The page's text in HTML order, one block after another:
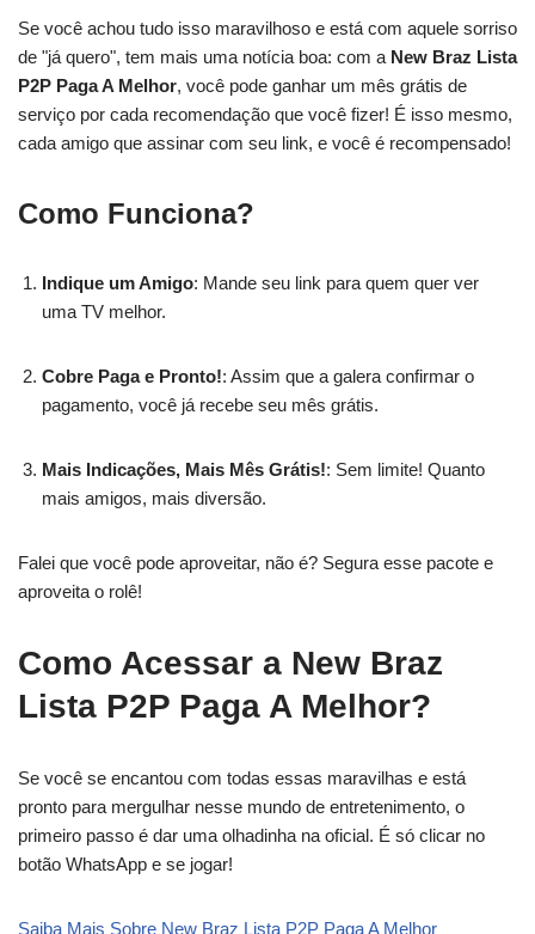
Se você achou tudo isso maravilhoso e está com aquele sorriso
de "já quero", tem mais uma notícia boa: com a New Braz Lista
P2P Paga A Melhor, você pode ganhar um mês grátis de
serviço por cada recomendação que você fizer! É isso mesmo,
cada amigo que assinar com seu link, e você é recompensado!
Como Funciona?
Indique um Amigo: Mande seu link para quem quer ver
uma TV melhor.
Cobre Paga e Pronto!: Assim que a galera confirmar o
pagamento, você já recebe seu mês grátis.
Mais Indicações, Mais Mês Grátis!: Sem limite! Quanto
mais amigos, mais diversão.
Falei que você pode aproveitar, não é? Segura esse pacote e
aproveita o rolê!
Como Acessar a New Braz
Lista P2P Paga A Melhor?
Se você se encantou com todas essas maravilhas e está
pronto para mergulhar nesse mundo de entretenimento, o
primeiro passo é dar uma olhadinha na oficial. É só clicar no
botão WhatsApp e se jogar!
Saiba Mais Sobre New Braz Lista P2P Paga A Melhor